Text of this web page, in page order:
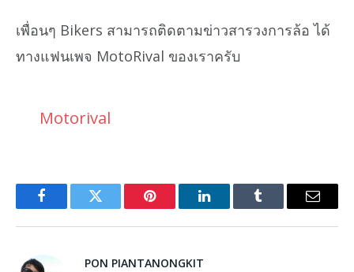
เพื่อนๆ Bikers สามารถติดตามข่าวสารวงการล้อ ได้
ทางแฟนเพจ MotoRival ของเราครับ
Motorival
FacebookTwitter Pinterest LinkedInTumblr Email
PON PIANTANONGKIT